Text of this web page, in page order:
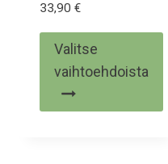
33,90 €
Valitse
vaihtoehdoista